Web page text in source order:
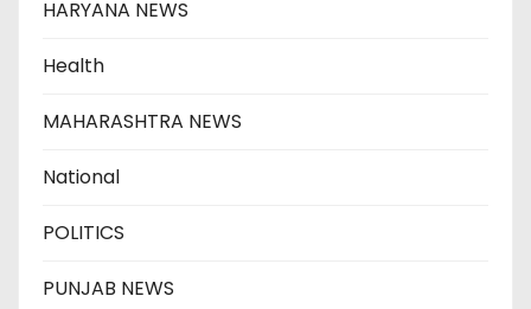
HARYANA NEWS
Health
MAHARASHTRA NEWS
National
POLITICS
PUNJAB NEWS